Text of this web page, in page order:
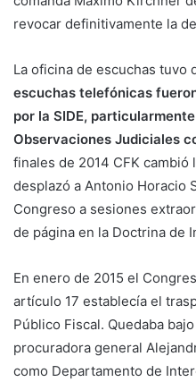
revocar definitivamente la
La oficina de escuchas tuvo
escuchas telefónicas
por la SIDE,
Observaciones Judiciales
finales de 2014 CFK cambió
desplazó a Antonio Horacio
Congreso a sesiones
de página en la Doctrina de
En enero de 2015 el
artículo 17 establecía el
Público Fiscal. Quedaba
procuradora general
como Departamento de